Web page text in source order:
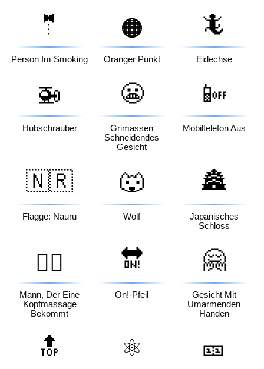
🤵
Person Im Smoking
🟠
Oranger Punkt
🦎
Eidechse
🚁
Hubschrauber
😬
Grimassen
Schneidendes
Gesicht
📴
Mobiltelefon Aus
🇳🇷
Flagge: Nauru
🐺
Wolf
🏯
Japanisches
Schloss
💆‍♂️
Mann, Der Eine
Kopfmassage
Bekommt
🔛
On!-Pfeil
🤗
Gesicht Mit
Umarmenden
Händen
🔝 ⚛️ 🎫